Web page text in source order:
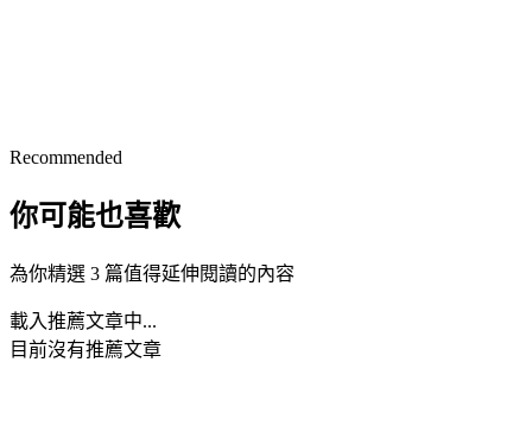
Recommended
你可能也喜歡
為你精選 3 篇值得延伸閱讀的內容
載入推薦文章中...
目前沒有推薦文章